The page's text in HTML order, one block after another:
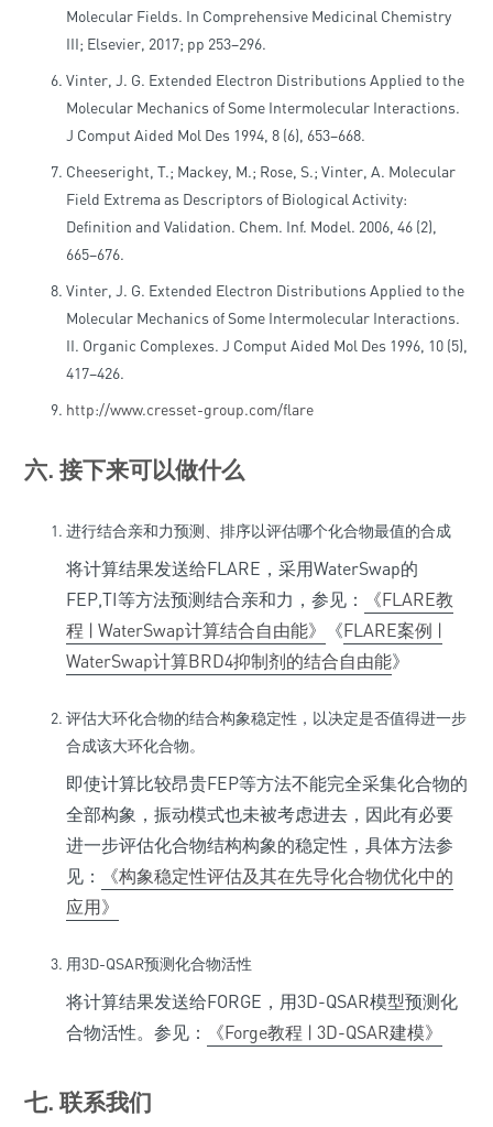
Molecular Fields. In Comprehensive Medicinal Chemistry
III; Elsevier, 2017; pp 253–296.
Vinter, J. G. Extended Electron Distributions Applied to the
Molecular Mechanics of Some Intermolecular Interactions.
J Comput Aided Mol Des 1994, 8 (6), 653–668.
Cheeseright, T.; Mackey, M.; Rose, S.; Vinter, A. Molecular
Field Extrema as Descriptors of Biological Activity:
Definition and Validation. Chem. Inf. Model. 2006, 46 (2),
665–676.
Vinter, J. G. Extended Electron Distributions Applied to the
Molecular Mechanics of Some Intermolecular Interactions.
II. Organic Complexes. J Comput Aided Mol Des 1996, 10 (5),
417–426.
http://www.cresset-group.com/flare
六. 接下来可以做什么
进行结合亲和力预测、排序以评估哪个化合物最值的合成
将计算结果发送给FLARE，采用WaterSwap的
FEP,TI等方法预测结合亲和力，参见：
《FLARE教
程 | WaterSwap计算结合自由能》
《FLARE案例 |
WaterSwap计算BRD4抑制剂的结合自由能》
评估大环化合物的结合构象稳定性，以决定是否值得进一步
合成该大环化合物。
即使计算比较昂贵FEP等方法不能完全采集化合物的
全部构象，振动模式也未被考虑进去，因此有必要
进一步评估化合物结构构象的稳定性，具体方法参
见：
《构象稳定性评估及其在先导化合物优化中的
应用》
用3D-QSAR预测化合物活性
将计算结果发送给FORGE，用3D-QSAR模型预测化
合物活性。参见：
《Forge教程 | 3D-QSAR建模》
七. 联系我们